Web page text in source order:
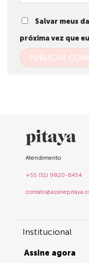
Salvar meus
próxima vez que
Atendimento
+55 (51) 9820-6454
Institucional
Assine agora